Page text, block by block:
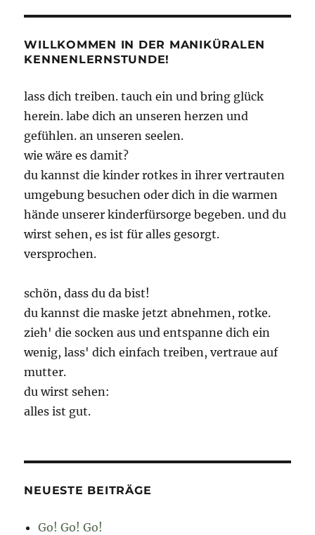
WILLKOMMEN IN DER MANIKÜRALEN
KENNENLERNSTUNDE!
lass dich treiben. tauch ein und bring glück
herein. labe dich an unseren herzen und
gefühlen. an unseren seelen.
wie wäre es damit?
du kannst die kinder rotkes in ihrer vertrauten
umgebung besuchen oder dich in die warmen
hände unserer kinderfürsorge begeben. und du
wirst sehen, es ist für alles gesorgt.
versprochen.
schön, dass du da bist!
du kannst die maske jetzt abnehmen, rotke.
zieh' die socken aus und entspanne dich ein
wenig, lass' dich einfach treiben, vertraue auf
mutter.
du wirst sehen:
alles ist gut.
NEUESTE BEITRÄGE
Go! Go! Go!